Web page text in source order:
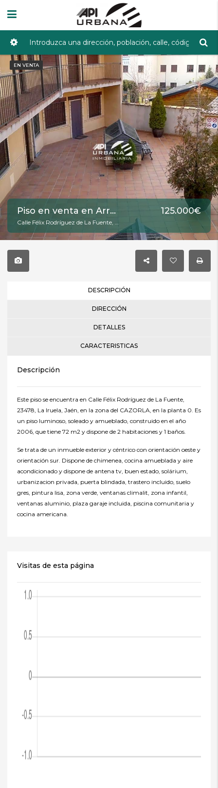
EN VENTA
Piso en venta en Arroyo frio de 72 m2 REF:3313
Calle Félix Rodríguez de La Fuente, 23478, Arroyo frio, Jaén
125.000€
DESCRIPCIÓN
DIRECCIÓN
DETALLES
CARACTERISTICAS
Descripción
Este piso se encuentra en Calle Félix Rodríguez de La Fuente,
23478, La Iruela, Jaén, en la zona del CAZORLA, en la planta 0. Es
un piso luminoso, soleado y amueblado, construido en el año
2006, que tiene 72 m2 y dispone de 2 habitaciones y 1 baños.
Se trata de un inmueble exterior y céntrico con orientación oeste y
orientación sur. Dispone de chimenea, cocina amueblada y aire
acondicionado y dispone de antena tv, buen estado, solárium,
urbanizacion privada, puerta blindada, trastero incluido, suelo
gres, pintura lisa, zona verde, ventanas climalit, zona infantil,
ventanas aluminio, plaza garaje incluida, piscina comunitaria y
cocina americana.
Visitas de esta página